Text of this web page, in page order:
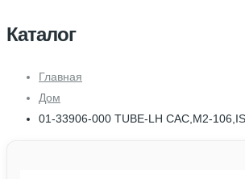
Каталог
Главная
Дом
01-33906-000 TUBE-LH CAC,M2-